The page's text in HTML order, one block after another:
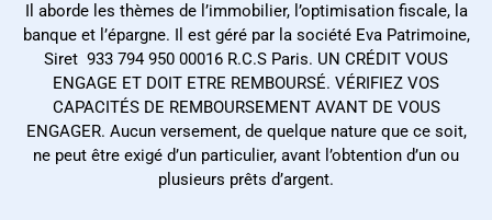
Il aborde les thèmes de l’immobilier, l’optimisation fiscale, la
banque et l’épargne. Il est géré par la société Eva Patrimoine,
Siret 933 794 950 00016 R.C.S Paris. UN CRÉDIT VOUS
ENGAGE ET DOIT ETRE REMBOURSÉ. VÉRIFIEZ VOS
CAPACITÉS DE REMBOURSEMENT AVANT DE VOUS
ENGAGER. Aucun versement, de quelque nature que ce soit,
ne peut être exigé d’un particulier, avant l’obtention d’un ou
plusieurs prêts d’argent.